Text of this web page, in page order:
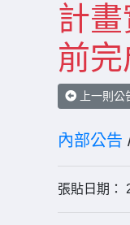
計
前
上一則公
內部公告
張貼日期：